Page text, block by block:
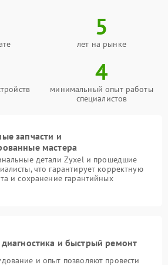
5
лет на рынке
4
минимальный опыт работы
специалистов
запчасти и
мастера
детали Zyxel и прошедшие
что гарантирует корректную
и сохранение гарантийных
диагностика и быстрый ремонт
и опыт позволяют провести